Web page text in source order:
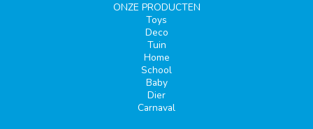
ONZE PRODUCTEN
Toys
Deco
Tuin
Home
School
Baby
Dier
Carnaval